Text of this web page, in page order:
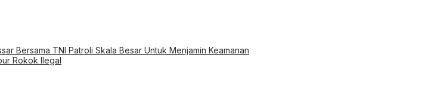
Bersama TNI Patroli Skala Besar Untuk Menjamin Keamanan
Rokok Ilegal